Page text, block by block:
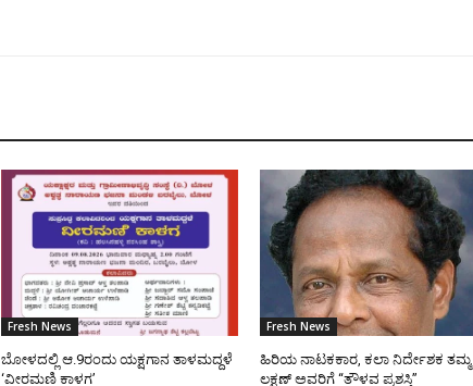
Fresh News
ಬೋಳದಲ್ಲಿ ಆ.9ರಂದು ಯಕ್ಷಗಾನ ತಾಳಮದ್ದಳೆ
‘ವೀರಮಣಿ ಕಾಳಗ’
Fresh News
ಹಿರಿಯ ನಾಟಕಕಾರ, ಕಲಾ ನಿರ್ದೇಶಕ ತಮ್ಮ
ಲಕ್ಷಣ್ ಅವರಿಗೆ “ತೌಳವ ಪ್ರಶಸ್ತಿ”